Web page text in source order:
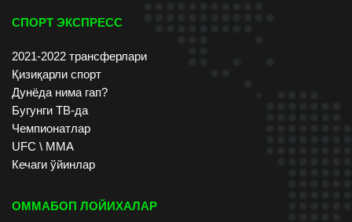
СПОРТ ЭКСПРЕСС
2021-2022 трансферлари
Қизиқарли спорт
Дунёда нима гап?
Бугунги ТВ-да
Чемпионатлар
UFC \ ММА
Кечаги ўйинлар
ОММАБОП ЛОЙИХАЛАР